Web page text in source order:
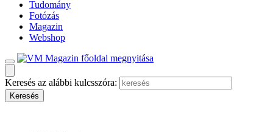
Tudomány
Fotózás
Magazin
Webshop
Keresés az alábbi kulcsszóra: